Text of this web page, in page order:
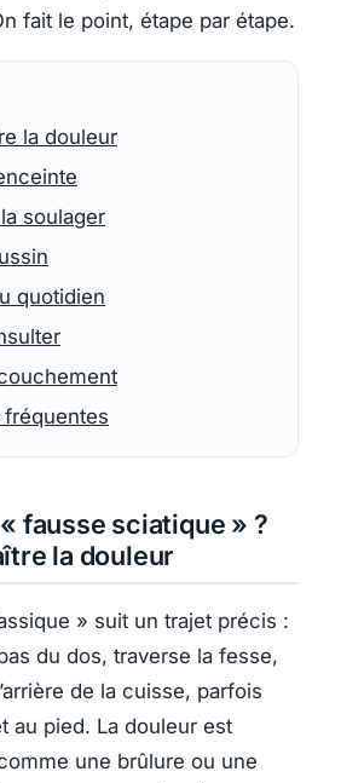
fait le point, étape par étape.
la douleur
soulager
quotidien
fausse sciatique » ?
la douleur
» suit un trajet précis :
du dos, traverse la fesse,
de la cuisse, parfois
au pied. La douleur est
une brûlure ou une